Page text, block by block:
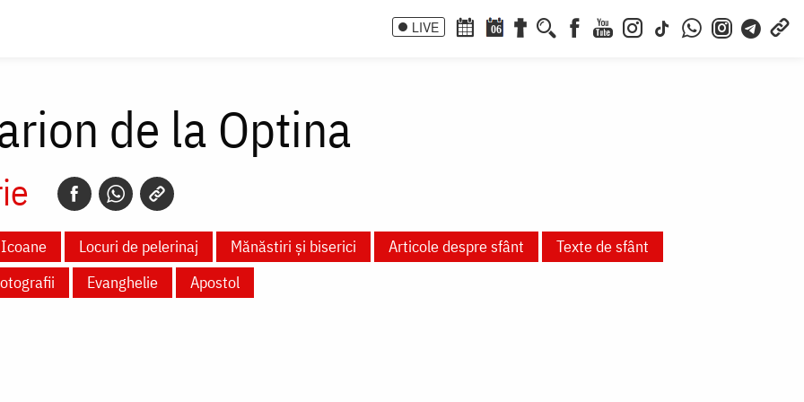
LIVE 06
de la Optina
Icoane Locuri de pelerinaj Mănăstiri și biserici Articole despre sfânt
Texte de sfânt
Evanghelie Apostol